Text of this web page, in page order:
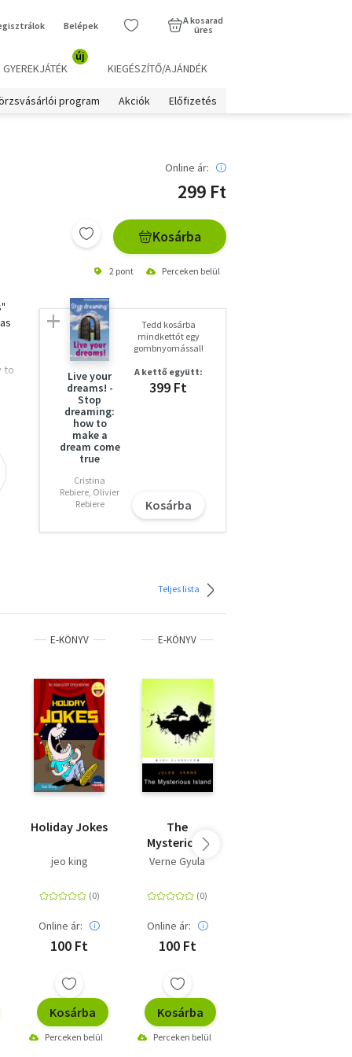
Belépek
A kosarad
üres
GYEREKJÁTÉK
új
KIEGÉSZÍTŐ/AJÁNDÉK
program Akciók Előfizetés
to
Online ár:
299 Ft
Kosárba
2 pont Perceken belül
Live your
dreams! -
Stop
dreaming:
how to
make a
dream come
true
Cristina
Rebiere, Olivier
Rebiere
Tedd kosárba
mindkettőt egy
gombnyomással!
A kettő együtt:
399 Ft
Kosárba
Teljes lista
E-KÖNYV
Holiday Jokes
jeo king
Online ár:
100 Ft
Kosárba
Perceken belül
E-KÖNYV
The
Mysterious
Island
Verne Gyula
Online ár:
100 Ft
Kosárba
Perceken belül